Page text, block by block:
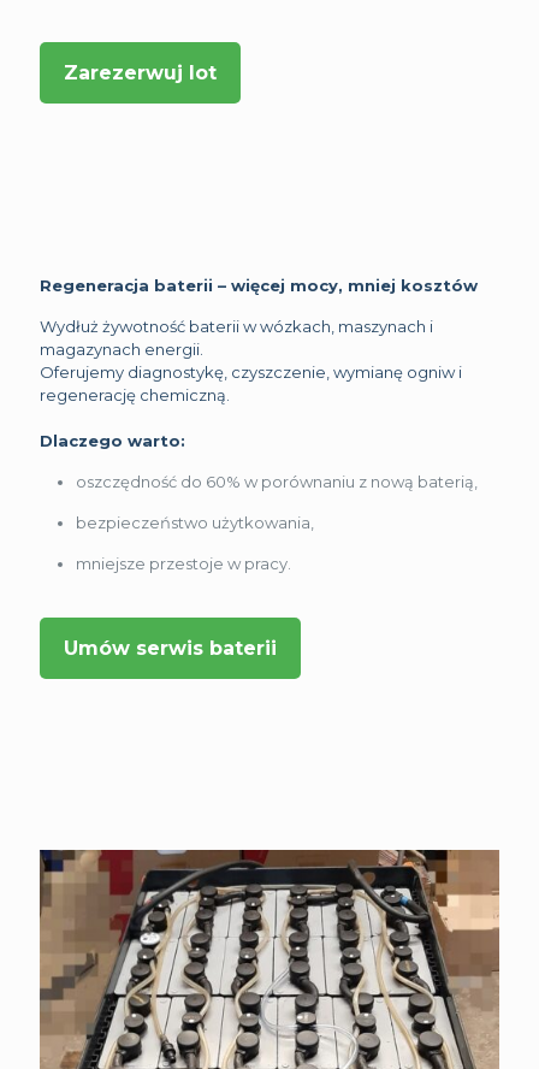
Zarezerwuj lot
Regeneracja baterii – więcej mocy, mniej kosztów
Wydłuż żywotność baterii w wózkach, maszynach i
magazynach energii.
Oferujemy diagnostykę, czyszczenie, wymianę ogniw i
regenerację chemiczną.
Dlaczego warto:
oszczędność do 60% w porównaniu z nową baterią,
bezpieczeństwo użytkowania,
mniejsze przestoje w pracy.
Umów serwis baterii